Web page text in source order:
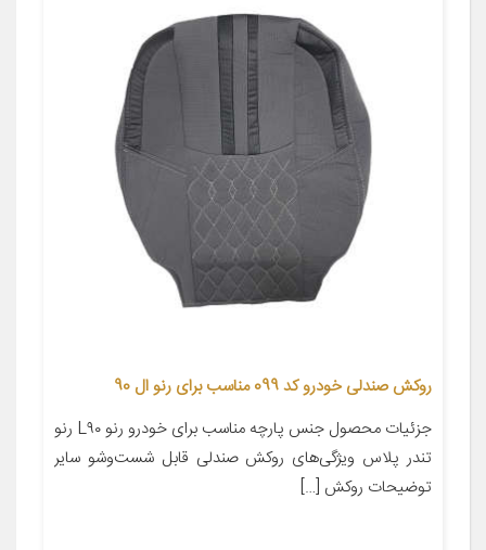
روکش صندلی خودرو کد 099 مناسب برای رنو ال 90
جزئیات محصول جنس پارچه مناسب برای خودرو رنو L۹۰ رنو
تندر پلاس ویژگی‌های روکش صندلی قابل شست‌وشو سایر
توضیحات روکش […]